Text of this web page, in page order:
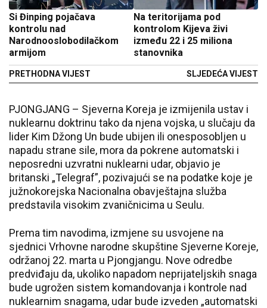
Si Đinping pojačava
kontrolu nad
Narodnooslobodilačkom
armijom
PRETHODNA VIJEST
Na teritorijama pod
kontrolom Kijeva živi
između 22 i 25 miliona
stanovnika
SLJEDEĆA VIJEST
PJONGJANG – Sjeverna Koreja je izmijenila ustav i
nuklearnu doktrinu tako da njena vojska, u slučaju da
lider Kim Džong Un bude ubijen ili onesposobljen u
napadu strane sile, mora da pokrene automatski i
neposredni uzvratni nuklearni udar, objavio je
britanski „Telegraf”, pozivajući se na podatke koje je
južnokorejska Nacionalna obavještajna služba
predstavila visokim zvaničnicima u Seulu.
Prema tim navodima, izmjene su usvojene na
sjednici Vrhovne narodne skupštine Sjeverne Koreje,
održanoj 22. marta u Pjongjangu. Nove odredbe
predviđaju da, ukoliko napadom neprijateljskih snaga
bude ugrožen sistem komandovanja i kontrole nad
nuklearnim snagama, udar bude izveden „automatski